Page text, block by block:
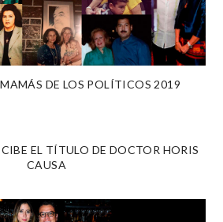
DE LOS POLÍTICOS 2019
EL TÍTULO DE DOCTOR HORIS
CAUSA